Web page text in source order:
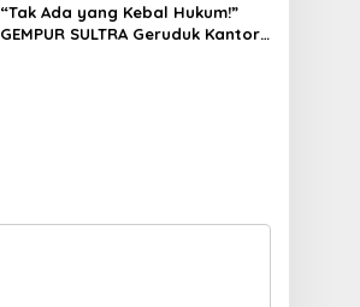
“Tak Ada yang Kebal Hukum!”
GEMPUR SULTRA Geruduk Kantor